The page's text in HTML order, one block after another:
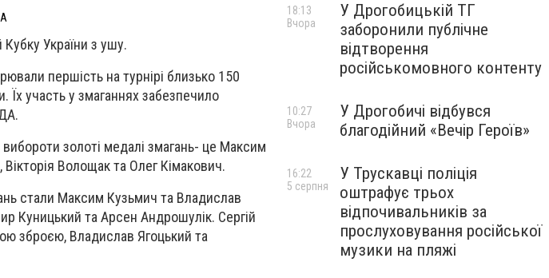
України з ушу.
першість на турнірі близько 150
Їх участь у змаганнях забезпечило
золоті медалі змагань- це Максим
Волощак та Олег Кімакович.
стали Максим Кузьмич та Владислав
Куницький та Арсен Андрошулік. Сергій
зброєю, Владислав Ягоцький та
У Дрогобицькій ТГ
заборонили публічне
відтворення
російськомовного контенту
18:13
Вчора
У Дрогобичі відбувся
благодійний «Вечір Героїв»
10:27
Вчора
У Трускавці поліція
оштрафує трьох
відпочивальників за
прослуховування російської
музики на пляжі
16:22
5 серпня